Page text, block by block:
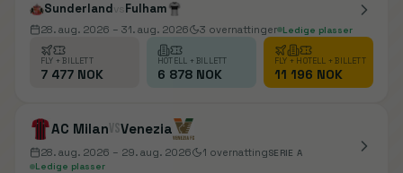
Sunderland vs Fulham
28. aug. 2026 – 31. aug. 2026 3 overnattinger Ledige plasser
FLY + BILLETT
7 477 NOK
HOTELL + BILLETT
6 878 NOK
FLY + HOTELL + BILLETT
11 196 NOK
AC MilanvsVenezia
28. aug. 2026 – 29. aug. 2026 1 overnattingSERIE A
Ledige plasser